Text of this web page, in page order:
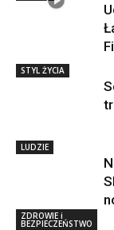
STYL ŻYCIA
LUDZIE
ZDROWIE i
BEZPIECZEŃSTWO